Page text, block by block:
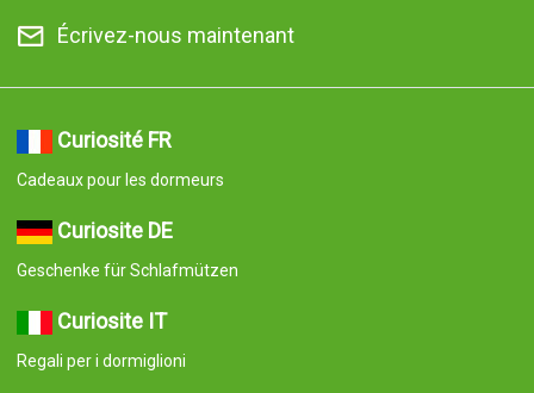
Écrivez-nous maintenant
Curiosité FR
Cadeaux pour les dormeurs
Curiosite DE
Geschenke für Schlafmützen
Curiosite IT
Regali per i dormiglioni